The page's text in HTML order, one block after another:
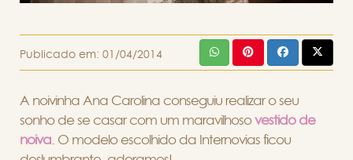
Publicado em: 01/04/2014
A noivinha Ana Carolina conseguiu realizar o seu
sonho de se casar com um maravilhosovestido de
noiva . O modelo escolhido da Internovias ficou